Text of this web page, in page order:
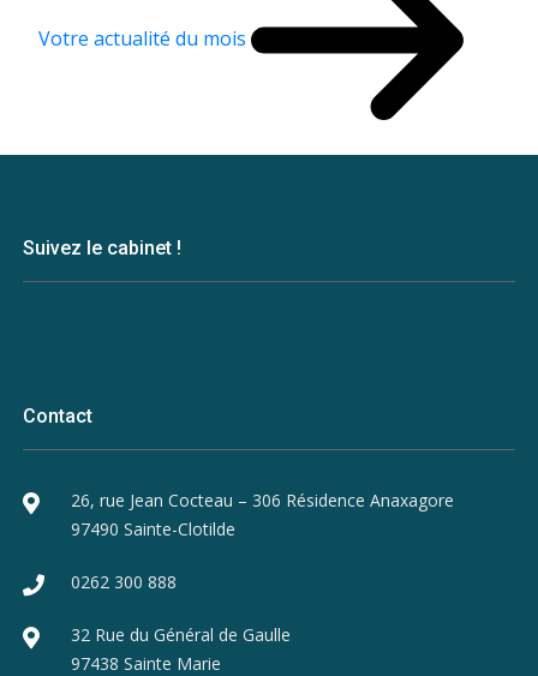
Votre actualité du mois
Suivez le cabinet !
Contact
26, rue Jean Cocteau – 306 Résidence Anaxagore
97490 Sainte-Clotilde
0262 300 888
32 Rue du Général de Gaulle
97438 Sainte Marie